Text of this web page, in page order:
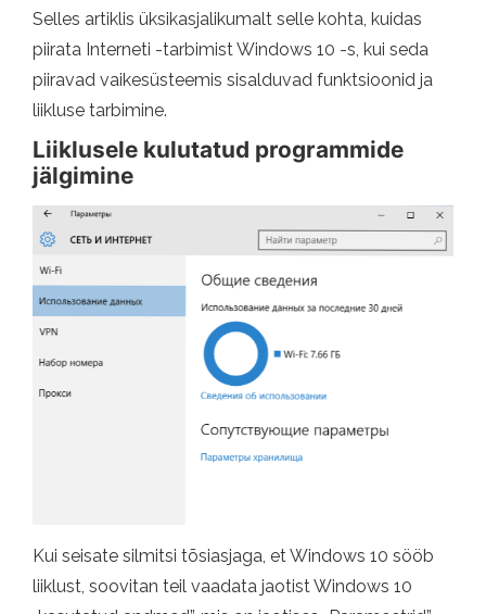
Selles artiklis üksikasjalikumalt selle kohta, kuidas
piirata Interneti -tarbimist Windows 10 -s, kui seda
piiravad vaikesüsteemis sisalduvad funktsioonid ja
liikluse tarbimine.
Liiklusele kulutatud programmide
jälgimine
Kui seisate silmitsi tõsiasjaga, et Windows 10 sööb
liiklust, soovitan teil vaadata jaotist Windows 10